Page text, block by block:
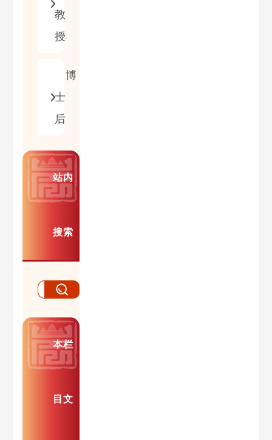
教
授
博
士
后
站内
搜索
本栏
目文